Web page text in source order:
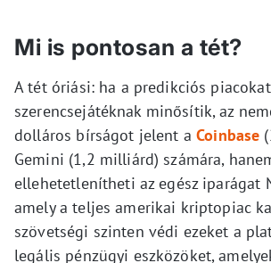
Mi is pontosan a tét?
A tét óriási: ha a predikciós piacokat
szerencsejátéknak minősítik, az
dolláros bírságot jelent aCoinbase
Gemini (1,2 milliárd) számára,
ellehetetlenítheti az egész iparágat
amely a teljes amerikai kriptopiac
szövetségi szinten védi ezeket a
legális pénzügyi eszközöket,